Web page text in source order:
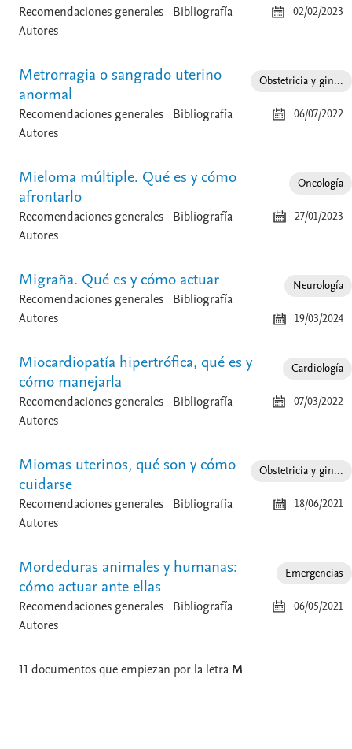
02/02/2023
Recomendaciones generales Bibliografía
Autores
Obstetricia y gin...
06/07/2022
Metrorragia o sangrado uterino
anormal
Recomendaciones generales Bibliografía
Autores
Oncología
27/01/2023
Mieloma múltiple. Qué es y cómo
afrontarlo
Recomendaciones generales Bibliografía
Autores
Neurología
19/03/2024
Migraña. Qué es y cómo actuar
Recomendaciones generales Bibliografía
Autores
Cardiología
07/03/2022
Miocardiopatía hipertrófica, qué es y
cómo manejarla
Recomendaciones generales Bibliografía
Autores
Obstetricia y gin...
18/06/2021
Miomas uterinos, qué son y cómo
cuidarse
Recomendaciones generales Bibliografía
Autores
Emergencias
06/05/2021
Mordeduras animales y humanas:
cómo actuar ante ellas
Recomendaciones generales Bibliografía
Autores
11documentos que empiezan por la letra M